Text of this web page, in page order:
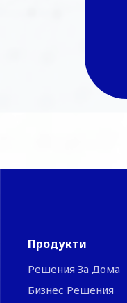
Продукти
Решения За Дома
Бизнес Решения